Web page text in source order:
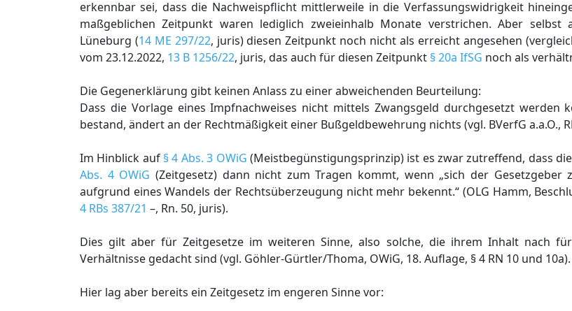
erkennbar sei, dass die Nachweispflicht mittlerweile in die Verfassungswidrigkeit
maßgeblichen Zeitpunkt waren lediglich zweieinhalb Monate verstrichen. Aber selbst
Lüneburg (14 ME 297/22, juris) diesen Zeitpunkt noch nicht als erreicht angesehen
vom 23.12.2022, 13 B 1256/22, juris, das auch für diesen Zeitpunkt § 20a IfSG noch als
Die Gegenerklärung gibt keinen Anlass zu einer abweichenden Beurteilung:
Dass die Vorlage eines Impfnachweises nicht mittels Zwangsgeld durchgesetzt werden
bestand, ändert an der Rechtmäßigkeit einer Bußgeldbewehrung nichts (vgl. BVerfG a.a.O.,
Im Hinblick auf § 4 Abs. 3 OWiG (Meistbegünstigungsprinzip) ist es zwar zutreffend, dass
Abs. 4 OWiG (Zeitgesetz) dann nicht zum Tragen kommt, wenn „sich der Gesetzgeber
aufgrund eines Wandels der Rechtsüberzeugung nicht mehr bekennt.“ (OLG Hamm,
4 RBs 387/21 –, Rn. 50, juris).
Dies gilt aber für Zeitgesetze im weiteren Sinne, also solche, die ihrem Inhalt nach
Verhältnisse gedacht sind (vgl. Göhler-Gürtler/Thoma, OWiG, 18. Auflage, § 4 RN 10 und 10a).
Hier lag aber bereits ein Zeitgesetz im engeren Sinne vor: